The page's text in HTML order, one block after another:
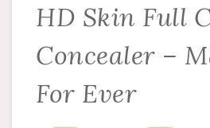
HD Skin Full
Concealer –
For Ever